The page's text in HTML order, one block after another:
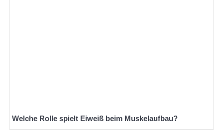
Welche Rolle spielt Eiweiß beim Muskelaufbau?